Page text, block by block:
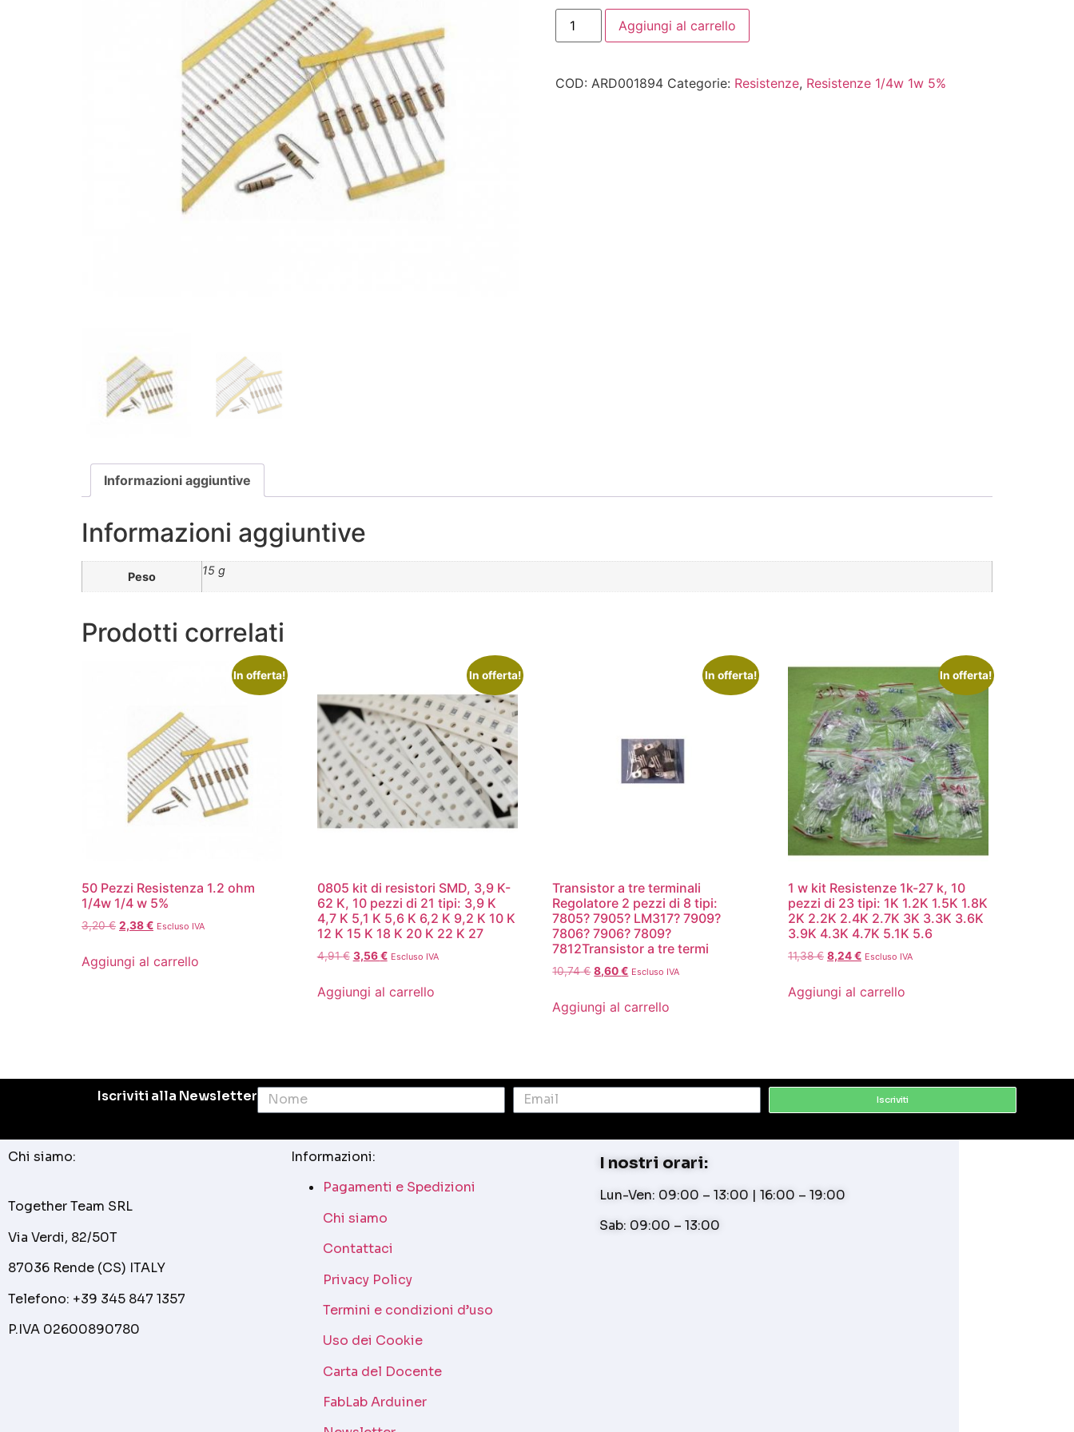
Aggiungi al carrello
COD: ARD001894 Categorie: Resistenze, Resistenze 1/4w 1w 5%
Informazioni aggiuntive
Informazioni aggiuntive
Peso 15 g
Prodotti correlati
In offerta!
50 Pezzi Resistenza 1.2 ohm
1/4w 1/4 w 5%
3,20€ 2,38€ Escluso IVA
Aggiungi al carrello
In offerta!
0805 kit di resistori SMD, 3,9 K-
62 K, 10 pezzi di 21 tipi: 3,9 K
4,7 K 5,1 K 5,6 K 6,2 K 9,2 K 10 K
12 K 15 K 18 K 20 K 22 K 27
4,91€ 3,56€ Escluso IVA
Aggiungi al carrello
In offerta!
Transistor a tre terminali
Regolatore 2 pezzi di 8 tipi:
7805? 7905? LM317? 7909?
7806? 7906? 7809?
7812Transistor a tre termi
10,74€ 8,60€ Escluso IVA
Aggiungi al carrello
In offerta!
1 w kit Resistenze 1k-27 k, 10
pezzi di 23 tipi: 1K 1.2K 1.5K 1.8K
2K 2.2K 2.4K 2.7K 3K 3.3K 3.6K
3.9K 4.3K 4.7K 5.1K 5.6
11,38€ 8,24€ Escluso IVA
Aggiungi al carrello
Iscriviti alla Newsletter Iscriviti
Chi siamo:
Together Team SRL
Via Verdi, 82/50T
87036 Rende (CS) ITALY
Telefono: +39 345 847 1357
P.IVA 02600890780
Informazioni:
Pagamenti e Spedizioni
Chi siamo
Contattaci
Privacy Policy
Termini e condizioni d’uso
Uso dei Cookie
Carta del Docente
FabLab Arduiner
I nostri orari:
Lun-Ven: 09:00 – 13:00 | 16:00 – 19:00
Sab: 09:00 – 13:00